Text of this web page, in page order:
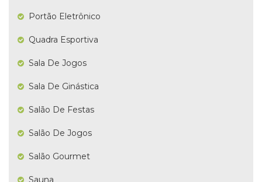
Portão Eletrônico
Quadra Esportiva
Sala De Jogos
Sala De Ginástica
Salão De Festas
Salão De Jogos
Salão Gourmet
Sauna